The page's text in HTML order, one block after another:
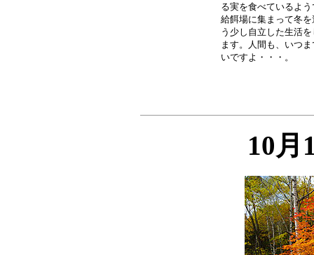
る実を食べているよ
給餌場に集まって冬
う少し自立した生活
ます。人間も、いつ
10月